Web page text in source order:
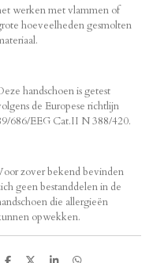
werken met vlammen of
hoeveelheden gesmolten
handschoen is getest
de Europese richtlijn
686/EEG Cat.II N 388/420.
zover bekend bevinden
geen bestanddelen in de
die allergieën
opwekken.